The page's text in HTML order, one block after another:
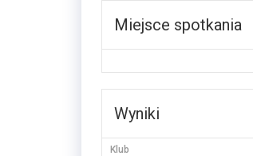
Miejsce spotkania
Wyniki
Klub